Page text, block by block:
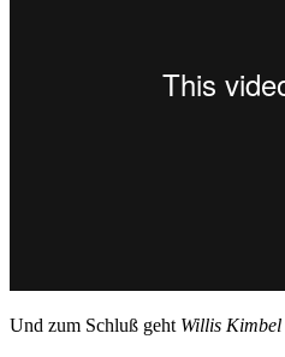
Und zum Schluß geht Willis Kimbel